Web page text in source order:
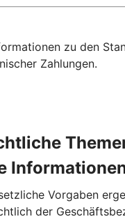
zu den
Zahlungen.
Vorgaben
der